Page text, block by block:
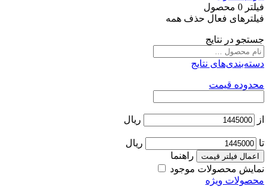
فیلتر 0 محصول
فیلترهای فعال حذف همه
جستجو در نتایج
دسته‌بندی‌های نتایج
محدوده قیمت
از ریال
تا ریال
اعمال فیلتر قیمت
راهنما
نمایش محصولات موجود
محصولات ویژه